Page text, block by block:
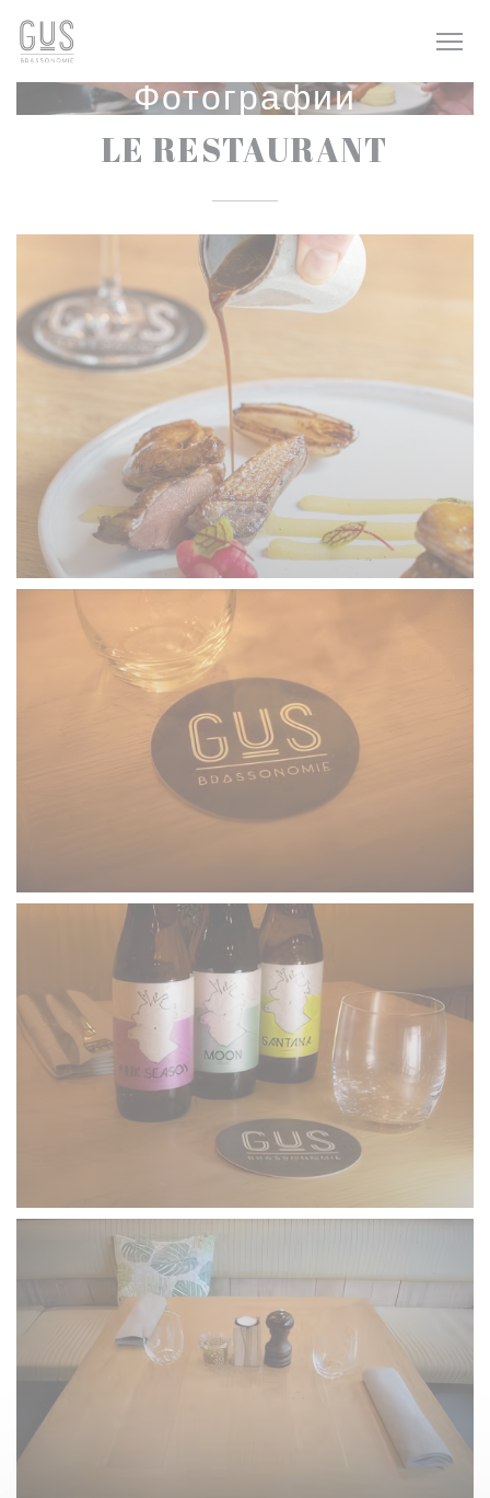
Панель управления cookies
Фотографии
LE RESTAURANT